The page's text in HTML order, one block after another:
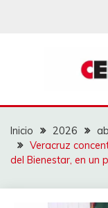
Inicio 2026
Veracruz
del Bienestar, en un